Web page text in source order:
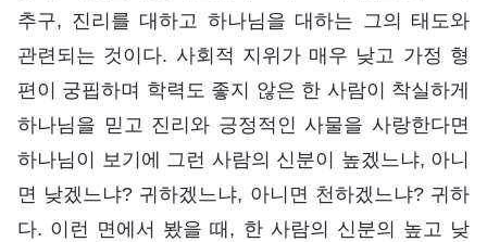
추구, 진리를 대하고 하나님을 대하는 그의 태도와
관련되는 것이다. 사회적 지위가 매우 낮고 가정 형
편이 궁핍하며 학력도 좋지 않은 한 사람이 착실하게
하나님을 믿고 진리와 긍정적인 사물을 사랑한다면
하나님이 보기에 그런 사람의 신분이 높겠느냐, 아니
면 낮겠느냐? 귀하겠느냐, 아니면 천하겠느냐? 귀하
다. 이런 면에서 봤을 때, 한 사람의 신분의 높고 낮